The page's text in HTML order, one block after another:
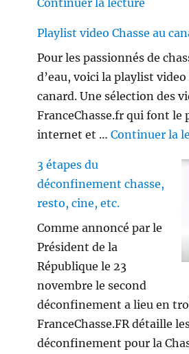
Playlist video Chasse au
Pour les passionnés de
d’eau, voici la playlist video
canard. Une sélection des
FranceChasse.fr qui font le
internet et …Continuer la
3 étapes du
déconfinement chasse,
resto, cine, etc.
Comme annoncé par le
Président de la
République le 23
novembre le second
déconfinement a lieu en
FranceChasse.FR détaille
déconfinement pour la